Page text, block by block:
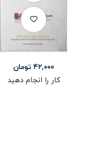
۴۲,۰۰۰ تومان
کار را انجام دهید